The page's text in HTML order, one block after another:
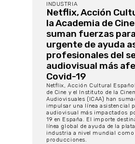
INDUSTRIA
Netflix, Acción
la Academia de
suman fuerzas
urgente de ayuda
profesionales del
audiovisual más
Covid-19
Netflix, Acción Cultural
de Cine y el Instituto de la
Audiovisuales (ICAA) han
impulsar una línea asistencial
audiovisual más impactados
19 en España. El importe
línea global de ayuda de la
industria a nivel mundial
producciones.